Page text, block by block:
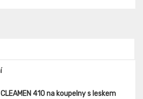
410 na koupelny s leskem